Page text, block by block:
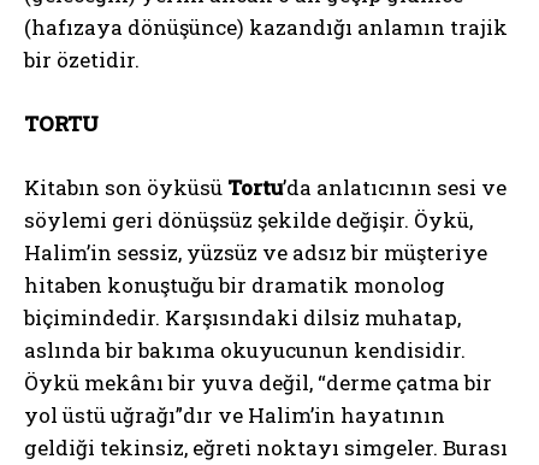
(hafızaya dönüşünce) kazandığı anlamın trajik
bir özetidir.
TORTU
Kitabın son öyküsü Tortu’da anlatıcının sesi ve
söylemi geri dönüşsüz şekilde değişir. Öykü,
Halim’in sessiz, yüzsüz ve adsız bir müşteriye
hitaben konuştuğu bir dramatik monolog
biçimindedir. Karşısındaki dilsiz muhatap,
aslında bir bakıma okuyucunun kendisidir.
Öykü mekânı bir yuva değil, “derme çatma bir
yol üstü uğrağı”dır ve Halim’in hayatının
geldiği tekinsiz, eğreti noktayı simgeler. Burası